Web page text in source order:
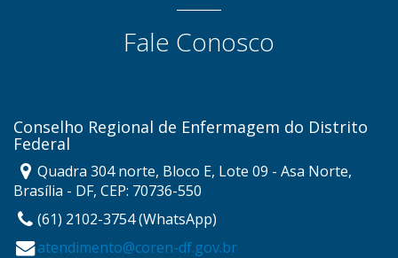
Fale Conosco
Conselho Regional de Enfermagem do Distrito
Federal
Quadra 304 norte, Bloco E, Lote 09 - Asa Norte,
Brasília - DF, CEP: 70736-550
(61) 2102-3754 (WhatsApp)
atendimento@coren-df.gov.br